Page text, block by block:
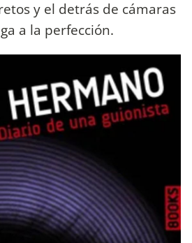
y el detrás de cámaras
a la perfección.